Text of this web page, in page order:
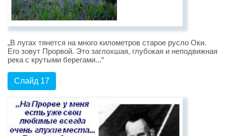
„В лугах тянется на много километров старое русло Оки.
Его зовут Прорвой. Это заглохшая, глубокая и неподвижная
река с крутыми берегами...“
Слайд 17